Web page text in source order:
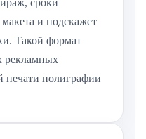
сроки
и подскажет
Такой формат
рекламных
печати полиграфии